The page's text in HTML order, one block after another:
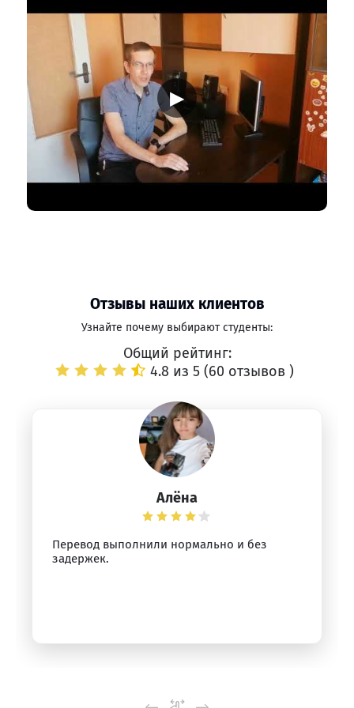
▶
Отзывы наших клиентов
Узнайте почему выбирают студенты:
Общий рейтинг:
4.8 из 5 (60 отзывов )
Алёна
Перевод выполнили нормально и без
задержек.